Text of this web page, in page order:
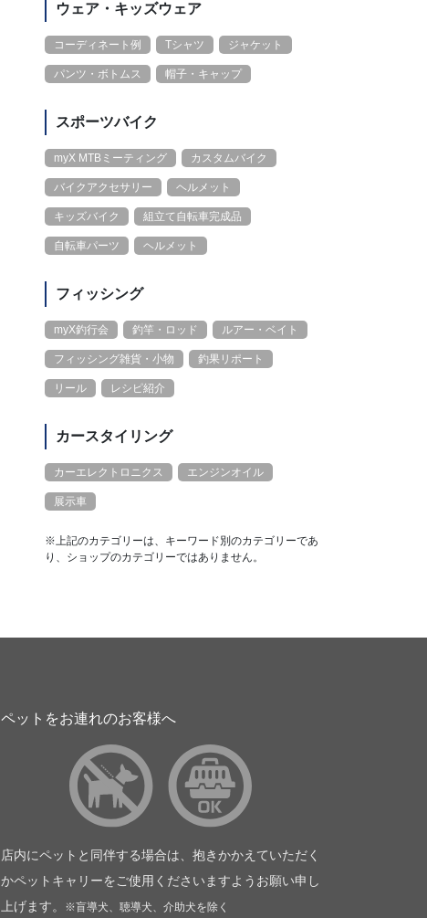
ウェア・キッズウェア
コーディネート例 Tシャツ ジャケット
パンツ・ボトムス 帽子・キャップ
スポーツバイク
myX MTBミーティング カスタムバイク
バイクアクセサリー ヘルメット
キッズバイク 組立て自転車完成品
自転車パーツ ヘルメット
フィッシング
myX釣行会 釣竿・ロッド ルアー・ベイト
フィッシング雑貨・小物 釣果リポート
リール レシピ紹介
カースタイリング
カーエレクトロニクス エンジンオイル
展示車
※上記のカテゴリーは、キーワード別のカテゴリーであ
り、ショップのカテゴリーではありません。
ペットをお連れのお客様へ
店内にペットと同伴する場合は、抱きかかえていただく
かペットキャリーをご使用くださいますようお願い申し
上げます。
※盲導犬、聴導犬、介助犬を除く